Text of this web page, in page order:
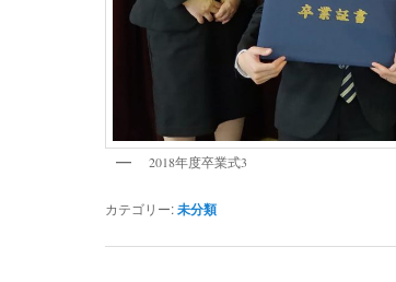
2018年度卒業式3
カテゴリー:未分類